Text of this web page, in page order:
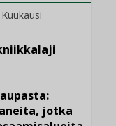
Kuukausi
jotka